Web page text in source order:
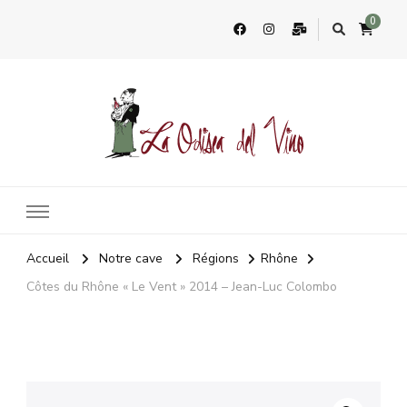
0
Accueil Notre cave Régions
Rhône
Côtes du Rhône « Le Vent » 2014 – Jean-Luc Colombo